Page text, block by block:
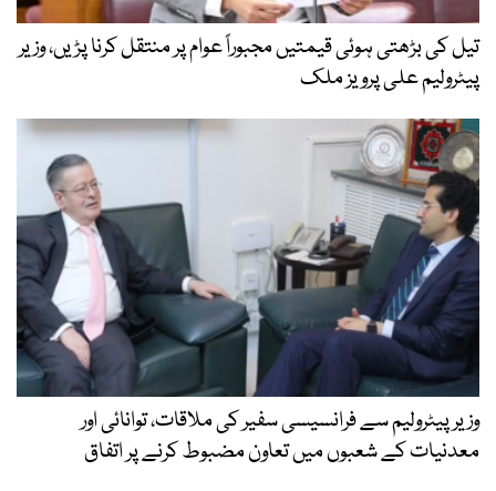
تیل کی بڑھتی ہوئی قیمتیں مجبوراً عوام پر منتقل کرنا پڑیں، وزیر
پیٹرولیم علی پرویز ملک
وزیر پیٹرولیم سے فرانسیسی سفیر کی ملاقات، توانائی اور
معدنیات کے شعبوں میں تعاون مضبوط کرنے پر اتفاق